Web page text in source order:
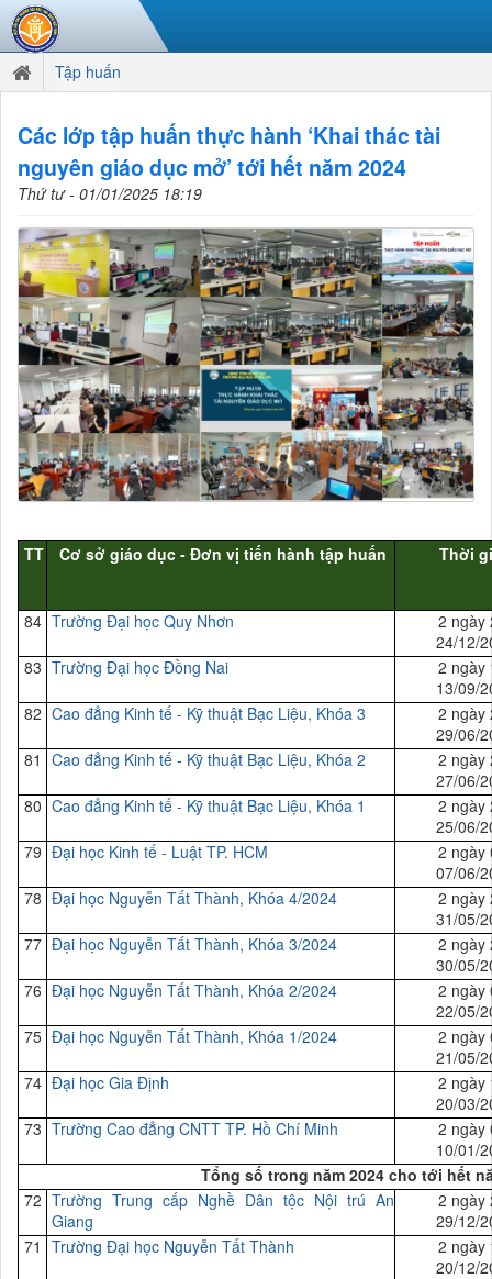
Tập huấn
Các lớp tập huấn thực hành ‘Khai thác tài
nguyên giáo dục mở’ tới hết năm 2024
Thứ tư - 01/01/2025 18:19
TT Cơ sở giáo dục - Đơn vị tiến hành tập huấn Thời
84 Trường Đại học Quy Nhơn
2 ngày
24/12/
83 Trường Đại học Đồng Nai
2 ngày
13/09/
82 Cao đẳng Kinh tế - Kỹ thuật Bạc Liệu, Khóa 3
2 ngày
29/06/
81 Cao đẳng Kinh tế - Kỹ thuật Bạc Liệu, Khóa 2
2 ngày
27/06/
80 Cao đẳng Kinh tế - Kỹ thuật Bạc Liệu, Khóa 1
2 ngày
25/06/
79 Đại học Kinh tế - Luật TP. HCM
2 ngày
07/06/
78 Đại học Nguyễn Tất Thành, Khóa 4/2024
2 ngày
31/05/
77 Đại học Nguyễn Tất Thành, Khóa 3/2024
2 ngày
30/05/
76 Đại học Nguyễn Tất Thành, Khóa 2/2024
2 ngày
22/05/
75 Đại học Nguyễn Tất Thành, Khóa 1/2024
2 ngày
21/05/
74 Đại học Gia Định
2 ngày
20/03/
73 Trường Cao đẳng CNTT TP. Hồ Chí Minh
2 ngày
10/01/
Tổng số trong năm 2024 cho tới hết
72 Trường Trung cấp Nghề Dân tộc Nội trú An
Giang
2 ngày
29/12/
71 Trường Đại học Nguyễn Tất Thành
2 ngày
20/12/